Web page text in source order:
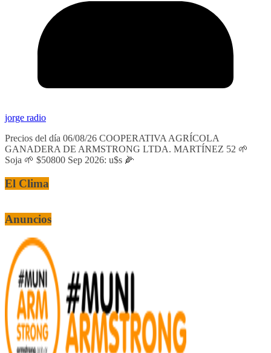
jorge radio
Precios del día 06/08/26 COOPERATIVA AGRÍCOLA
GANADERA DE ARMSTRONG LTDA. MARTÍNEZ 52 🌱
Soja 🌱 $50800 Sep 2026: u$s 🌽
El Clima
Anuncios